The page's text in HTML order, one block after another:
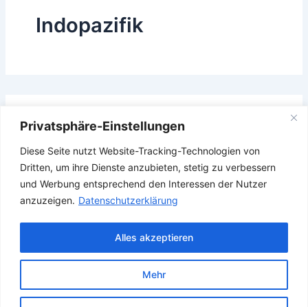
Privatsphäre-Einstellungen
Diese Seite nutzt Website-Tracking-Technologien von
Dritten, um ihre Dienste anzubieten, stetig zu verbessern
und Werbung entsprechend den Interessen der Nutzer
anzuzeigen. Datenschutzerklärung
Mehr
Alles akzeptieren
Indopazifik
Das Gesuchte konnte leider nicht gefunden werden.
Vielleicht hilft die Suchfunktion.
Suchen
nach:
Copyright © 2026 Verband Deutscher Ubootfahrer e.V.